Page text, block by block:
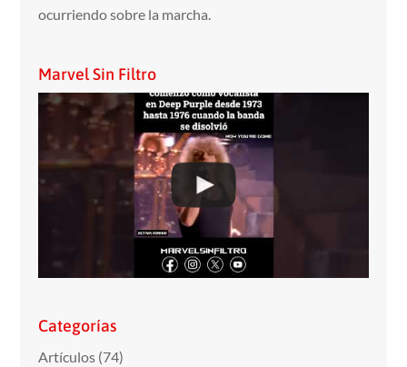
ocurriendo sobre la marcha.
Marvel Sin Filtro
Categorías
Artículos (74)